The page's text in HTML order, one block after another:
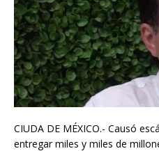
CIUDA DE MÉXICO.- Causó
entregar miles y miles de